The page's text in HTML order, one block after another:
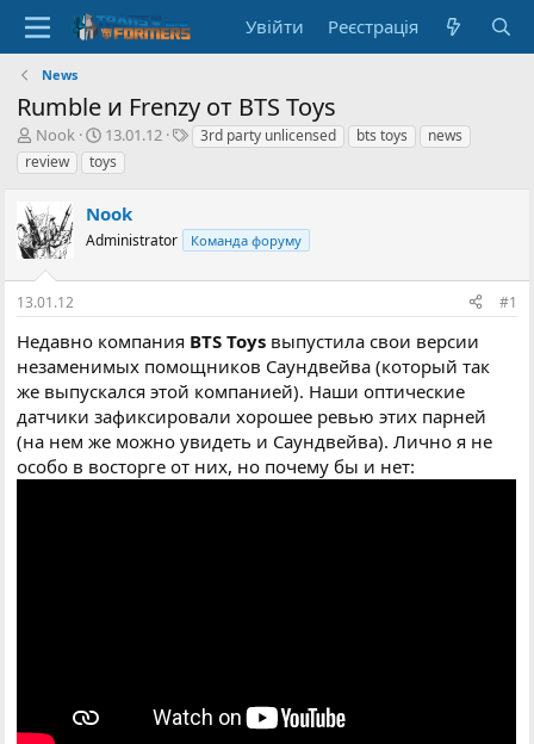
Увійти Реєстрація
News
Rumble и Frenzy от BTS Toys
А
в
т
р
т
е
м
и
Nook
Д
а
т
с
т
о
н
н
я
13.01.12
Т3rd party unlicensed bts toys
news
review
toys
Nook
Administrator Команда форуму
13.01.12 #1
Недавно компания BTS Toys выпустила свои версии
незаменимых помощников Саундвейва (который так
же выпускался этой компанией). Наши оптические
датчики зафиксировали хорошее ревью этих парней
(на нем же можно увидеть и Саундвейва). Лично я не
особо в восторге от них, но почему бы и нет: